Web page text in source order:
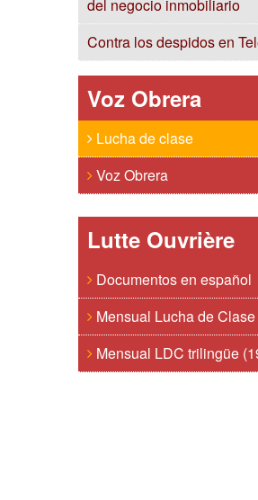
del negocio inmobiliario
Contra los despidos en
Voz Obrera
Lucha de clase
Voz Obrera
Lutte Ouvrière
Documentos en español
Mensual Lucha de
Mensual LDC trilingüe